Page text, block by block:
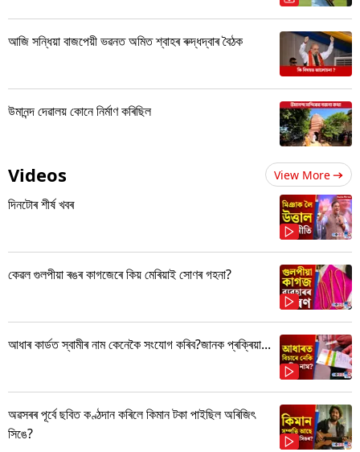
আজি সন্ধিয়া বাজপেয়ী ভৱনত অমিত শ্বাহৰ ৰুদ্ধদ্বাৰ বৈঠক
উমানন্দ দেৱালয় কোনে নিৰ্মাণ কৰিছিল
Videos View More
দিনটোৰ শীৰ্ষ খবৰ
কেৱল গুলপীয়া ৰঙৰ কাগজেৰে কিয় মেৰিয়াই সোণৰ গহনা?
আধাৰ কাৰ্ডত স্বামীৰ নাম কেনেকৈ সংযোগ কৰিব?জানক প্ৰক্ৰিয়া...
অৱসৰৰ পূৰ্বে ছবিত কণ্ঠদান কৰিলে কিমান টকা পাইছিল অৰিজিৎ
সিঙে?